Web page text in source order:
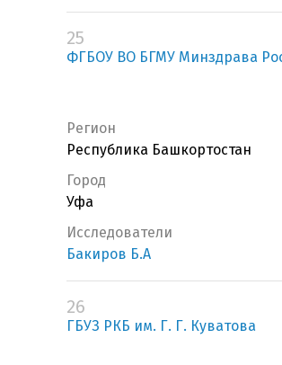
25
ФГБОУ ВО БГМУ Минздрава
Регион
Республика Башкортостан
Город
Уфа
Исследователи
Бакиров Б.А
26
ГБУЗ РКБ им. Г. Г. Куватова